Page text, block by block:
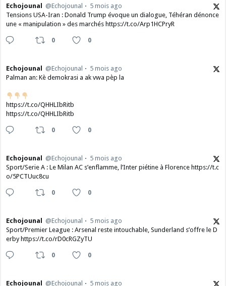
Echojounal @Echojounal
5 mois ago
Tensions USA-Iran : Donald Trump évoque un dialogue, Téhéran dénonce
une « manipulation » des marchés https://t.co/Arp1HCPryR
0 0
Echojounal @Echojounal
5 mois ago
Palman an: Kè demokrasi a ak vwa pèp la
https://t.co/QHHLIbRitb
https://t.co/QHHLIbRitb
0 0
Echojounal @Echojounal
5 mois ago
Sport/Serie A : Le Milan AC s’enflamme, l’Inter piétine à Florence https://t.c
o/5PCTUuc8cu
0 0
Echojounal @Echojounal
5 mois ago
Sport/Premier League : Arsenal reste intouchable, Sunderland s’offre le D
erby https://t.co/rD0cRGZyTU
0 0
Echojounal @Echojounal
5 mois ago